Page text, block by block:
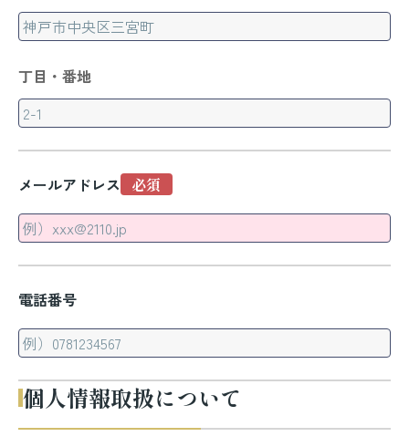
丁目・番地
メールアドレス
電話番号
個人情報取扱について